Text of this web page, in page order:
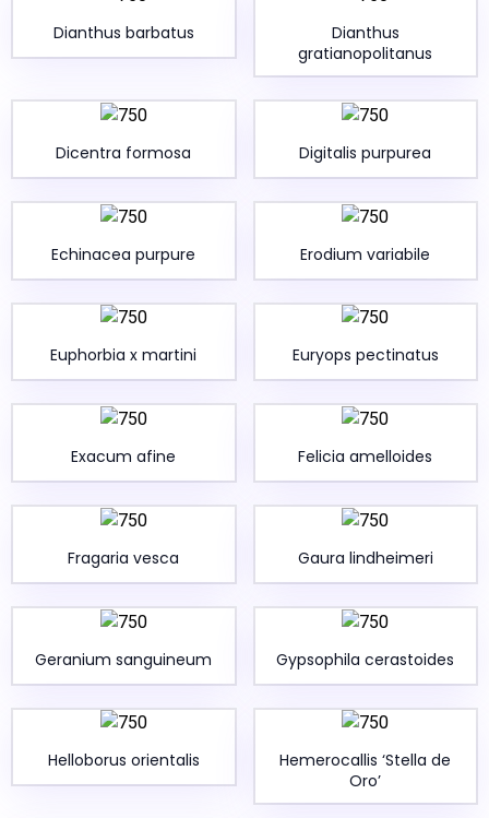
Dianthus barbatus
Dianthus
gratianopolitanus
Dicentra formosa Digitalis purpurea
Echinacea purpure Erodium variabile
Euphorbia x martini Euryops pectinatus
Exacum afine Felicia amelloides
Fragaria vesca Gaura lindheimeri
Geranium sanguineum Gypsophila cerastoides
Helloborus orientalis
Hemerocallis ‘Stella de
Oro’